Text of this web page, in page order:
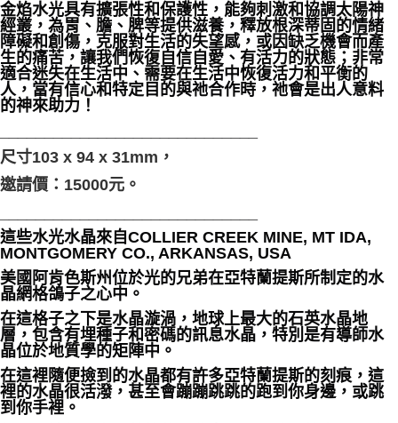
金焰水光具有擴張性和保護性，能夠刺激和協調太陽神
經叢，為胃、膽、脾等提供滋養，釋放根深蒂固的情緒
障礙和創傷，克服對生活的失望感，或因缺乏機會而產
生的痛苦，讓我們恢復自信自愛、有活力的狀態；非常
適合迷失在生活中、需要在生活中恢復活力和平衡的
人，當有信心和特定目的與祂合作時，祂會是出人意料
的神來助力！
尺寸103 x 94 x 31mm，
邀請價：15000元。
這些水光水晶來自COLLIER CREEK MINE, MT IDA,
MONTGOMERY CO., ARKANSAS, USA
美國阿肯色斯州位於光的兄弟在亞特蘭提斯所制定的水
晶網格鴿子之心中。
在這格子之下是水晶漩渦，地球上最大的石英水晶地
層，包含有埋種子和密碼的訊息水晶，特別是有導師水
晶位於地質學的矩陣中。
在這裡隨便撿到的水晶都有許多亞特蘭提斯的刻痕，這
裡的水晶很活潑，甚至會蹦蹦跳跳的跑到你身邊，或跳
到你手裡。